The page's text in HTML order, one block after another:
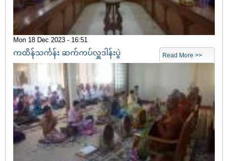
Mon 18 Dec 2023 - 16:51
Read More >>
ကထိန်သင်္ကန်း ဆက်ကပ်လှူဒါန်းပွဲ